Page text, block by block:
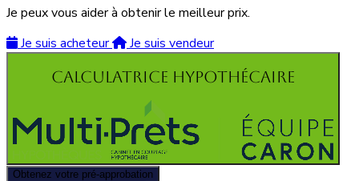
Je peux vous aider à obtenir le meilleur prix.
Je suis acheteur
Je suis vendeur
Calculatrice hypothécaire
Obtenez votre pré-approbation